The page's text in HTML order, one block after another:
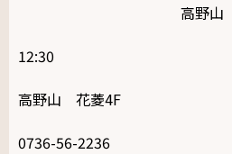
高野山
12:30
高野山 花菱4F
0736-56-2236